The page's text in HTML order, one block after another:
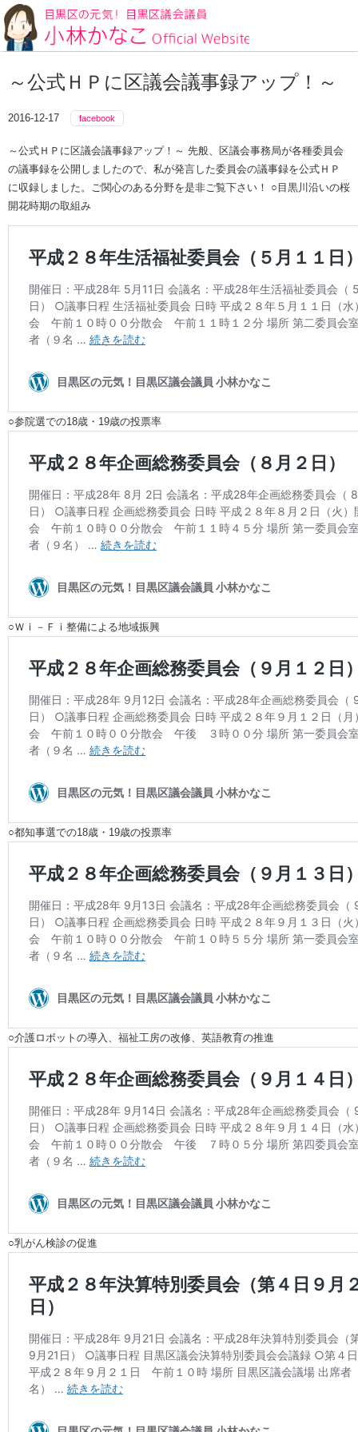
～公式ＨＰに区議会議事録アップ！～
2016-12-17 facebook
～公式ＨＰに区議会議事録アップ！～ 先般、区議会事務局が各種委員会
の議事録を公開しましたので、私が発言した委員会の議事録を公式ＨＰ
に収録しました。ご関心のある分野を是非ご覧下さい！ ○目黒川沿いの桜
開花時期の取組み
○参院選での18歳・19歳の投票率
○Ｗｉ－Ｆｉ整備による地域振興
○都知事選での18歳・19歳の投票率
○介護ロボットの導入、福祉工房の改修、英語教育の推進
○乳がん検診の促進